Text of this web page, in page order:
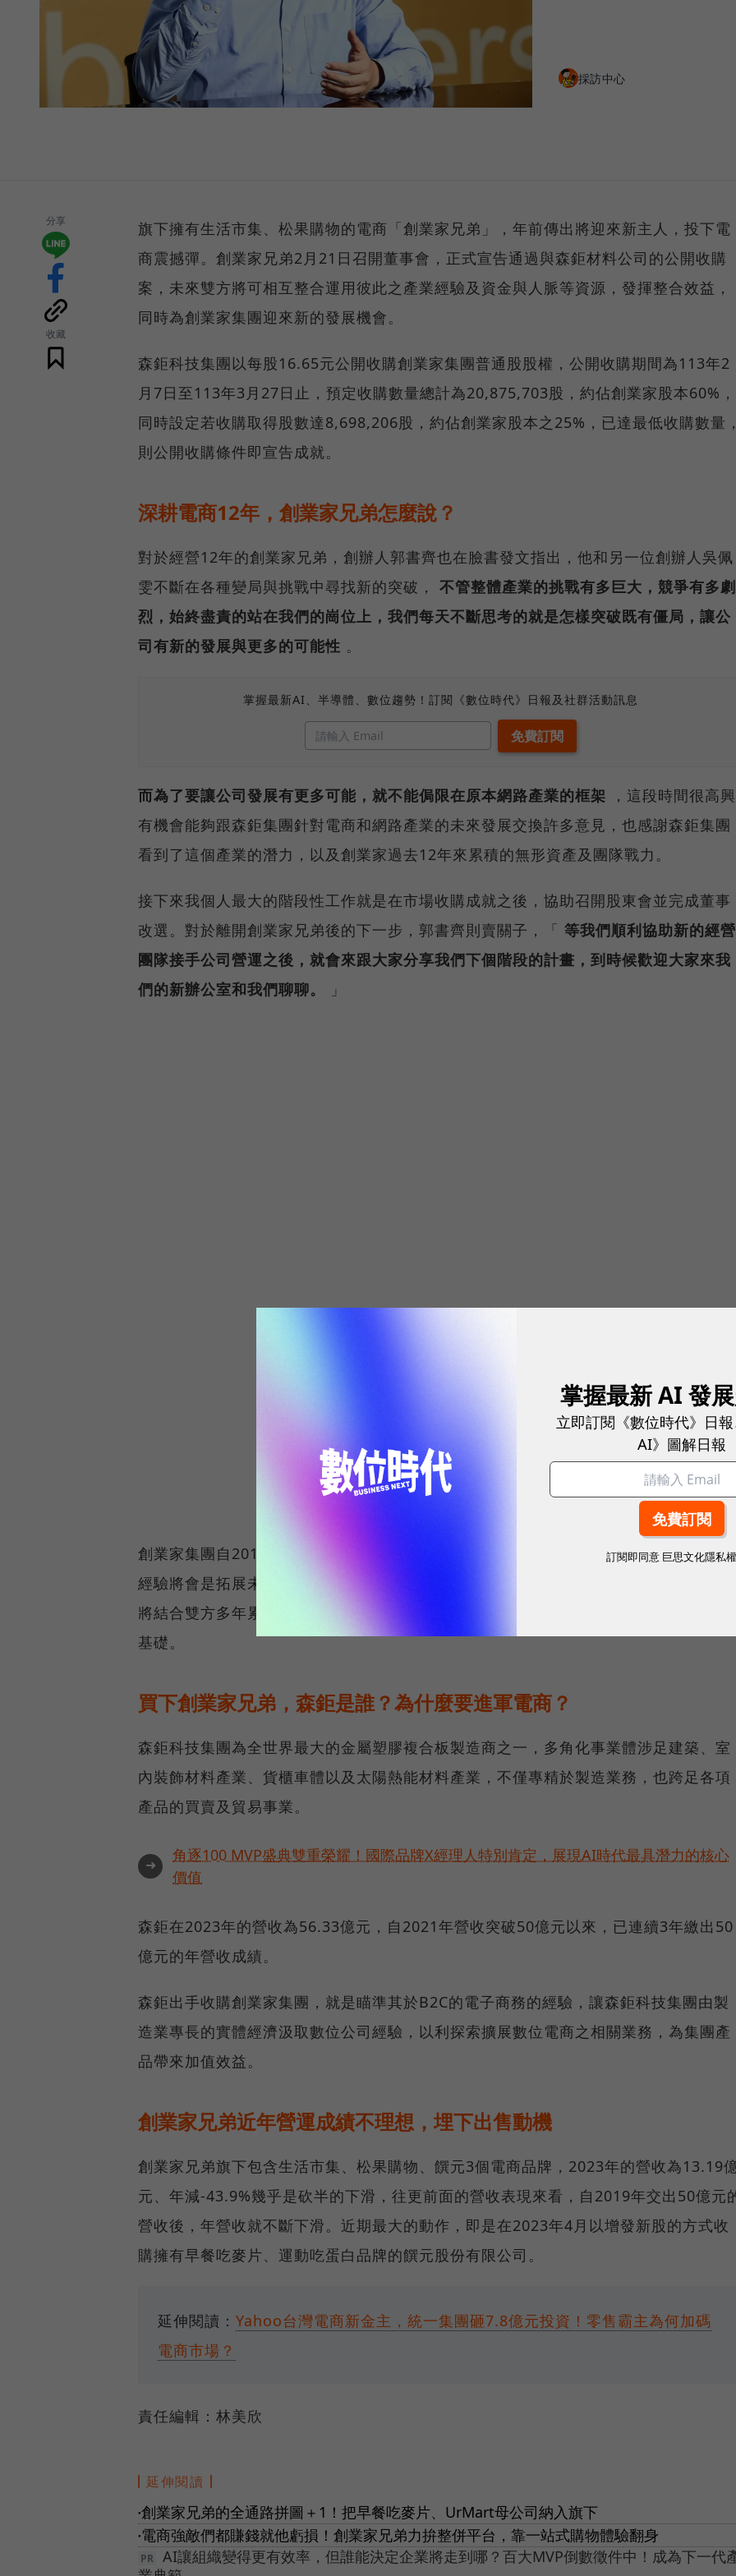
採訪中心
分享
收藏
旗下擁有生活市集、松果購物的電商「創業家兄弟」，年前傳出將迎來新主人，投下電
商震撼彈。創業家兄弟2月21日召開董事會，正式宣告通過與森鉅材料公司的公開收購
案，未來雙方將可相互整合運用彼此之產業經驗及資金與人脈等資源，發揮整合效益，
同時為創業家集團迎來新的發展機會。
森鉅科技集團以每股16.65元公開收購創業家集團普通股股權，公開收購期間為113年2
月7日至113年3月27日止，預定收購數量總計為20,875,703股，約佔創業家股本60%，
同時設定若收購取得股數達8,698,206股，約佔創業家股本之25%，已達最低收購數量
則公開收購條件即宣告成就。
深耕電商12年，創業家兄弟怎麼說？
對於經營12年的創業家兄弟，創辦人郭書齊也在臉書發文指出，他和另一位創辦人吳佩
雯不斷在各種變局與挑戰中尋找新的突破， 不管整體產業的挑戰有多巨大，競爭有多劇
烈，始終盡責的站在我們的崗位上，我們每天不斷思考的就是怎樣突破既有僵局，讓公
司有新的發展與更多的可能性 。
掌握最新AI、半導體、數位趨勢！訂閱《數位時代》日報及社群活動訊息
而為了要讓公司發展有更多可能，就不能侷限在原本網路產業的框架 ，這段時間很高興
有機會能夠跟森鉅集團針對電商和網路產業的未來發展交換許多意見，也感謝森鉅集團
看到了這個產業的潛力，以及創業家過去12年來累積的無形資產及團隊戰力。
接下來我個人最大的階段性工作就是在市場收購成就之後，協助召開股東會並完成董事
改選。對於離開創業家兄弟後的下一步，郭書齊則賣關子，「 等我們順利協助新的經營
團隊接手公司營運之後，就會來跟大家分享我們下個階段的計畫，到時候歡迎大家來我
們的新辦公室和我們聊聊。
」
創業家集團自2012年成立，已累積12年的消費數據與網路技術，過去累積的數據資料
經驗將會是拓展未來營運的基礎，隨著數位轉型趨勢來臨，森鉅科技集團與創業家集團
將結合雙方多年累積之實踐經驗，同時運用跨產業的整合優勢，奠定未來多角化的經營
基礎。
買下創業家兄弟，森鉅是誰？為什麼要進軍電商？
森鉅科技集團為全世界最大的金屬塑膠複合板製造商之一，多角化事業體涉足建築、室
內裝飾材料產業、貨櫃車體以及太陽熱能材料產業，不僅專精於製造業務，也跨足各項
產品的買賣及貿易事業。
➜
角逐100 MVP盛典雙重榮耀！國際品牌X經理人特別肯定，展現AI時代最具潛力的核心
價值
森鉅在2023年的營收為56.33億元，自2021年營收突破50億元以來，已連續3年繳出50
億元的年營收成績。
森鉅出手收購創業家集團，就是瞄準其於B2C的電子商務的經驗，讓森鉅科技集團由製
造業專長的實體經濟汲取數位公司經驗，以利探索擴展數位電商之相關業務，為集團產
品帶來加值效益。
創業家兄弟近年營運成績不理想，埋下出售動機
創業家兄弟旗下包含生活市集、松果購物、饌元3個電商品牌，2023年的營收為13.19
元、年減-43.9%幾乎是砍半的下滑，往更前面的營收表現來看，自2019年交出50億元
營收後，年營收就不斷下滑。近期最大的動作，即是在2023年4月以增發新股的方式收
購擁有早餐吃麥片、運動吃蛋白品牌的饌元股份有限公司。
延伸閱讀： Yahoo台灣電商新金主，統一集團砸7.8億元投資！零售霸主為何加碼
電商市場？
責任編輯：林美欣
延伸閱讀
●創業家兄弟的全通路拼圖＋1！把早餐吃麥片、UrMart母公司納入旗下
● 電商強敵們都賺錢就他虧損！創業家兄弟力拚整併平台，靠一站式購物體驗翻身
AI讓組織變得更有效率，但誰能決定企業將走到哪？百大MVP倒數徵件中！成為下一代
掌握最新 AI 發
立即訂閱《數位時代》日
AI》圖解日報
訂閱即同意 巨思文化隱私